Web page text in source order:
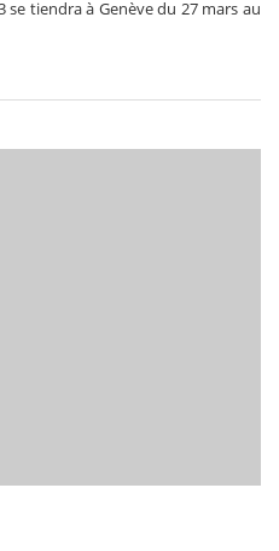
se tiendra à Genève du 27 mars au